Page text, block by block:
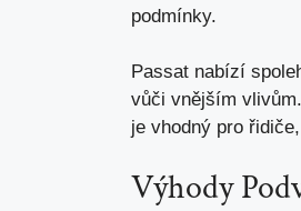
podmínky.
Passat nabízí
vůči vnějším
je vhodný pro
Výhody